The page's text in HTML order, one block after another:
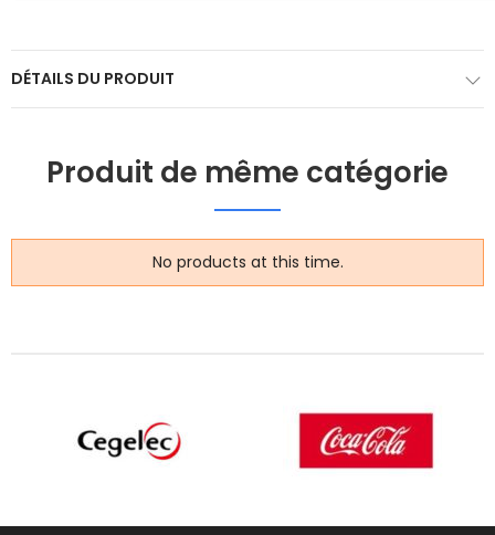
DÉTAILS DU PRODUIT
Produit de même catégorie
No products at this time.